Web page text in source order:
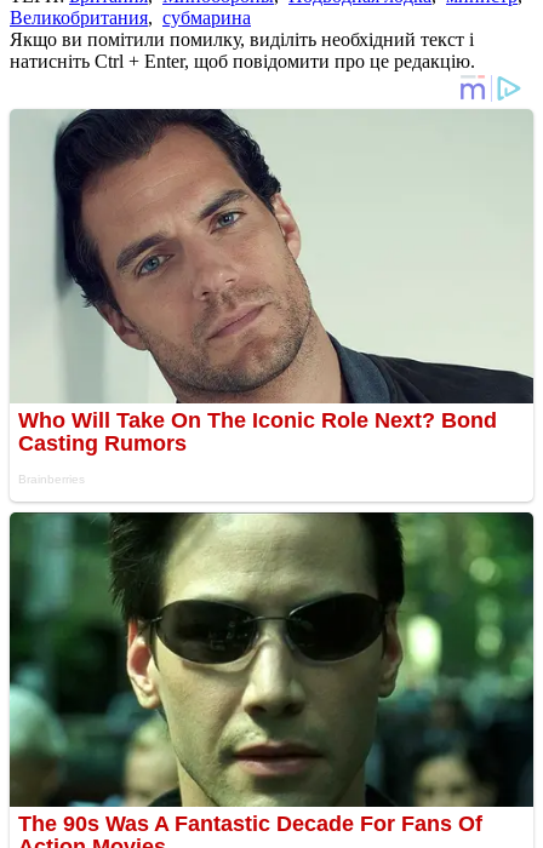
Великобритания, субмарина
Якщо ви помітили помилку, виділіть необхідний текст і
натисніть Ctrl + Enter, щоб повідомити про це редакцію.